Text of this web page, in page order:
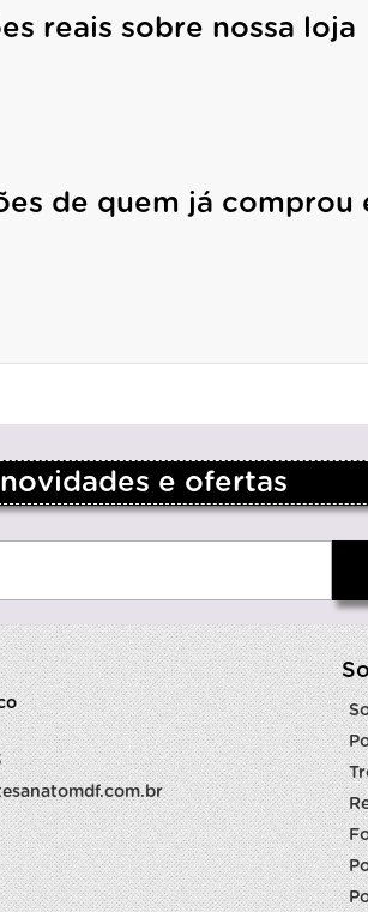
reais sobre nossa loja
de quem já comprou
e ofertas